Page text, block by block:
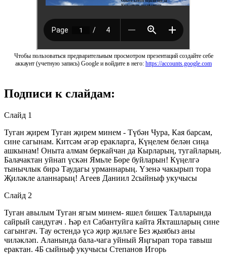
Чтобы пользоваться предварительным просмотром презентаций создайте себе
аккаунт (учетную запись) Google и войдите в него: https://accounts.google.com
Подписи к слайдам:
Слайд 1
Туган җирем Туган җирем минем - Түбән Чура, Кая барсам,
сине сагынам. Китсәм әгәр еракларга, Күңелем белән сиңа
ашкынам! Оныта алмам беркайчан да Кырларың, тугайларың.
Балачактан уйнап үскән Ямьле Бөре буйларын! Күңелгә
тынычлык бирә Таудагы урманнарың. Үзенә чакырып тора
Җиләкле аланнарың! Агеев Даниил 2сыйныф укучысы
Слайд 2
Туган авылым Туган ягым минем- яшел бишек Талларында
сайрый сандугач . Һәр ел Сабантуйга кайта Якташларың сине
сагынгач. Тау өстендә үсә җир җиләге Без җыябыз аны
чиләкләп. Аланында бала-чага уйный Яңгырап тора тавыш
ерактан. 4Б сыйныф укучысы Степанов Игорь